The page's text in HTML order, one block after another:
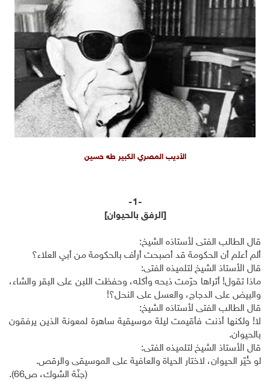
الأديب المصري الكبير طه حسين
-1-
[الرفق بالحيوان]
قال الطالب الفتى لأستاذه الشيخ:
ألم أعلم أن الحكومة قد أصبحت أرأف بالحكومة من أبي العلاء؟
قال الأستاذ الشيخ لتلميذه الفتى:
ماذا تقول! أتراها حرّمت ذبحه وأكله، وحفظت اللبن على البقر والشاء،
والبيض على الدجاج، والعسل على النحل؟!
قال الطالب الفتى لأستاذه الشيخ:
لا! ولكنها أذنت فأقيمت ليلة موسيقية ساهرة لمعونة الذين يرفقون
بالحيوان.
قال الأستاذ الشيخ لتلميذه الفتى:
لو خُيّر الحيوان، لاختار الحياة والعافية على الموسيقى والرقص.
(جنّة الشوك، ص66).